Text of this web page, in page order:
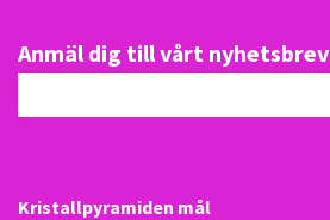
Anmäl dig till vårt nyhetsbrev
Kristallpyramiden mål